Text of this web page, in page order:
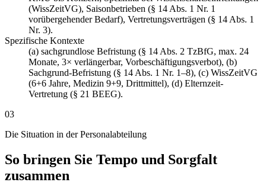
(WissZeitVG), Saisonbetrieben (§ 14 Abs. 1 Nr. 1
vorübergehender Bedarf), Vertretungsverträgen (§ 14 Abs. 1
Nr. 3).
Spezifische Kontexte
(a) sachgrundlose Befristung (§ 14 Abs. 2 TzBfG, max. 24
Monate, 3× verlängerbar, Vorbeschäftigungsverbot), (b)
Sachgrund-Befristung (§ 14 Abs. 1 Nr. 1–8), (c) WissZeitVG
(6+6 Jahre, Medizin 9+9, Drittmittel), (d) Elternzeit-
Vertretung (§ 21 BEEG).
03
Die Situation in der Personalabteilung
So bringen Sie Tempo und Sorgfalt
zusammen